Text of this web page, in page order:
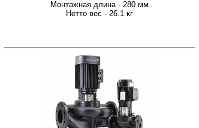
Монтажная длина - 280 мм
Нетто вес - 26.1 кг